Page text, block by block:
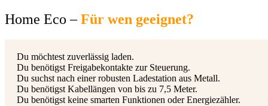
Home Eco –Für wen geeignet?
Du möchtest zuverlässig laden.
Du benötigst Freigabekontakte zur Steuerung.
Du suchst nach einer robusten Ladestation aus Metall.
Du benötigst Kabellängen von bis zu 7,5 Meter.
Du benötigst keine smarten Funktionen oder Energiezähler.